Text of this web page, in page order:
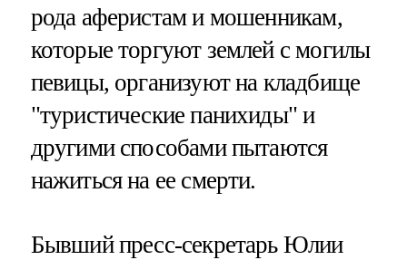
рода аферистам и мошенникам,
которые торгуют землей с могилы
певицы, организуют на кладбище
"туристические панихиды" и
другими способами пытаются
нажиться на ее смерти.
Бывший пресс-секретарь Юлии